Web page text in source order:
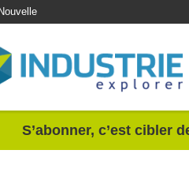
S’abonner, c’est cibler